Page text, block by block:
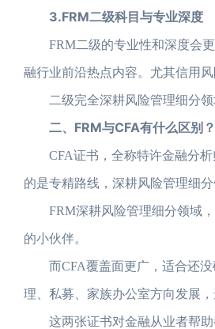
3.FRM二级科目与专业深度
FRM二级的专业性和深度会更
融行业前沿热点内容。尤其信用
二级完全深耕风险管理细分领
二、FRM与CFA有什么区别？
CFA证书，全称特许金融分析
的是专精路线，深耕风险管理细
FRM深耕风险管理细分领域，
的小伙伴。
而CFA覆盖面更广，适合还没
理、私募、家族办公室方向发展，
这两张证书对金融从业者帮助